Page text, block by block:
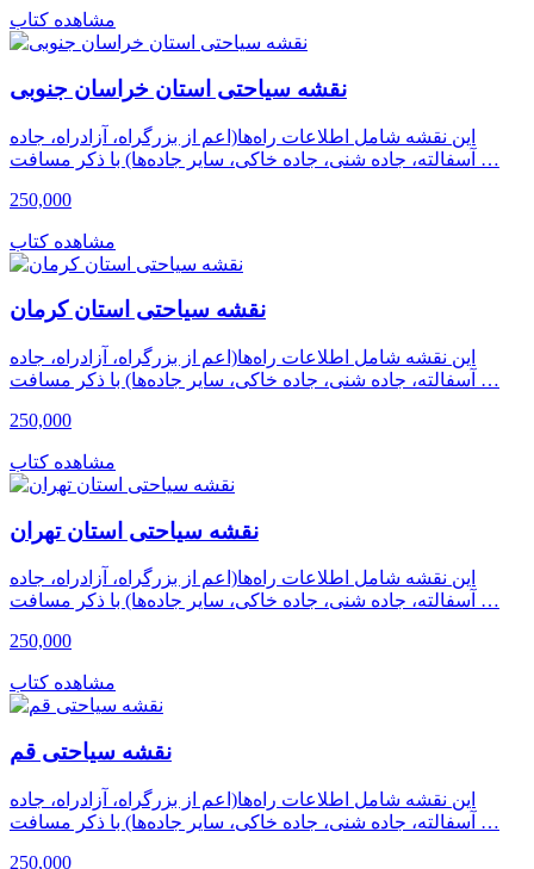
مشاهده کتاب
نقشه سیاحتی استان خراسان جنوبی
این نقشه شامل اطلاعات راه‌ها(اعم از بزرگراه، آزادراه، جاده
آسفالته، جاده شنی، جاده خاکی، سایر جاده‌ها) با ذکر مسافت …
250,000
مشاهده کتاب
نقشه سیاحتی استان کرمان
این نقشه شامل اطلاعات راه‌ها(اعم از بزرگراه، آزادراه، جاده
آسفالته، جاده شنی، جاده خاکی، سایر جاده‌ها) با ذکر مسافت …
250,000
مشاهده کتاب
نقشه سیاحتی استان تهران
این نقشه شامل اطلاعات راه‌ها(اعم از بزرگراه، آزادراه، جاده
آسفالته، جاده شنی، جاده خاکی، سایر جاده‌ها) با ذکر مسافت …
250,000
مشاهده کتاب
نقشه سیاحتی قم
این نقشه شامل اطلاعات راه‌ها(اعم از بزرگراه، آزادراه، جاده
آسفالته، جاده شنی، جاده خاکی، سایر جاده‌ها) با ذکر مسافت …
250,000